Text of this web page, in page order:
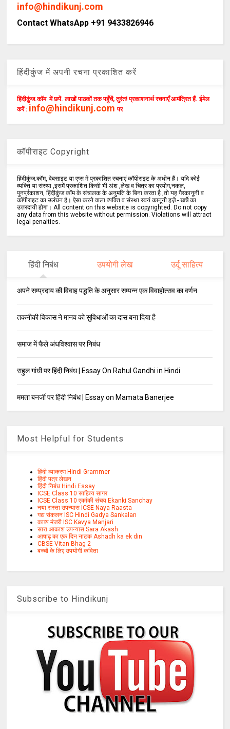
info@hindikunj.com
Contact WhatsApp +91 9433826946
हिंदीकुंज में अपनी रचना प्रकाशित करें
हिंदीकुंज.कॉम में छपें. लाखों पाठकों तक पहुँचें, तुरंत! प्रकाशनार्थ रचनाएँ आमंत्रित हैं. ईमेल
करें : info@hindikunj.com पर
कॉपीराइट Copyright
हिंदीकुंज.कॉम, वेबसाइट या एप्स में प्रकाशित रचनाएं कॉपीराइट के अधीन हैं। यदि कोई
व्यक्ति या संस्था ,इसमें प्रकाशित किसी भी अंश ,लेख व चित्र का प्रयोग,नकल,
पुनर्प्रकाशन, हिंदीकुंज.कॉम के संचालक के अनुमति के बिना करता है ,तो यह गैरकानूनी व
कॉपीराइट का उलंघन है। ऐसा करने वाला व्यक्ति व संस्था स्वयं कानूनी हर्ज़े - खर्चे का
उत्तरदायी होगा। All content on this website is copyrighted. Do not copy
any data from this website without permission. Violations will attract
legal penalties.
हिंदी निबंध उपयोगी लेख उर्दू साहित्य
अपने सम्प्रदाय की विवाह पद्धति के अनुसार सम्पन्न एक विवाहोत्सव का वर्णन
तकनीकी विकास ने मानव को सुविधाओं का दास बना दिया है
समाज में फैले अंधविश्वास पर निबंध
राहुल गांधी पर हिंदी निबंध | Essay On Rahul Gandhi in Hindi
ममता बनर्जी पर हिंदी निबंध | Essay on Mamata Banerjee
Most Helpful for Students
हिंदी व्याकरण Hindi Grammer
हिंदी पत्र लेखन
हिंदी निबंध Hindi Essay
ICSE Class 10 साहित्य सागर
ICSE Class 10 एकांकी संचय Ekanki Sanchay
नया रास्ता उपन्यास ICSE Naya Raasta
गद्य संकलन ISC Hindi Gadya Sankalan
काव्य मंजरी ISC Kavya Manjari
सारा आकाश उपन्यास Sara Akash
आषाढ़ का एक दिन नाटक Ashadh ka ek din
CBSE Vitan Bhag 2
बच्चों के लिए उपयोगी कविता
Subscribe to Hindikunj